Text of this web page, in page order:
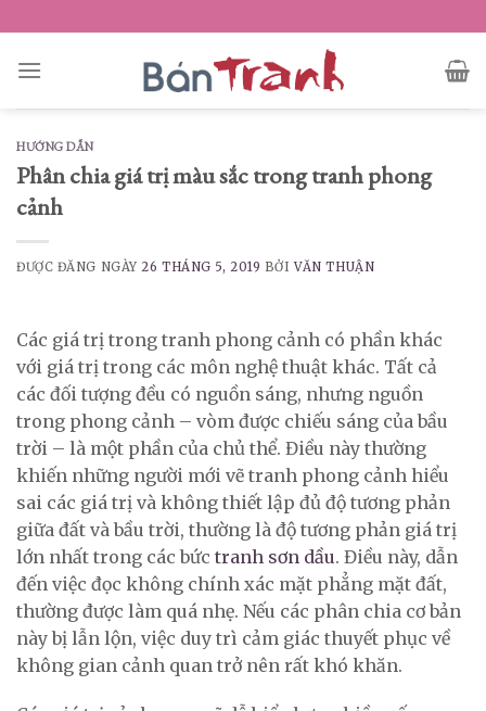
to
content
HƯỚNG DẪN
Phân chia giá trị màu sắc trong tranh phong
cảnh
ĐƯỢC ĐĂNG NGÀY 26 THÁNG 5, 2019 BỞIVĂN THUẬN
Các giá trị trong tranh phong cảnh có phần khác
với giá trị trong các môn nghệ thuật khác. Tất cả
các đối tượng đều có nguồn sáng, nhưng nguồn
trong phong cảnh – vòm được chiếu sáng của bầu
trời – là một phần của chủ thể. Điều này thường
khiến những người mới vẽ tranh phong cảnh hiểu
sai các giá trị và không thiết lập đủ độ tương phản
giữa đất và bầu trời, thường là độ tương phản giá trị
lớn nhất trong các bức tranh sơn dầu. Điều này, dẫn
đến việc đọc không chính xác mặt phẳng mặt đất,
thường được làm quá nhẹ. Nếu các phân chia cơ bản
này bị lẫn lộn, việc duy trì cảm giác thuyết phục về
không gian cảnh quan trở nên rất khó khăn.